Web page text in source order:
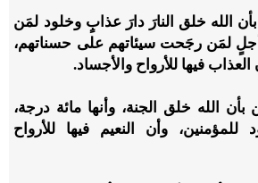
الله خلق النارَ دارَ عذابٍ وخلود لمَن
لمَن رجَحت سيئاتهم على حسناتهم،
فيها للأرواح والأجساد.
بأن الله خلق الجنة، وأنها مائة درجة،
للمؤمنين، وأن النعيم فيها للأرواح